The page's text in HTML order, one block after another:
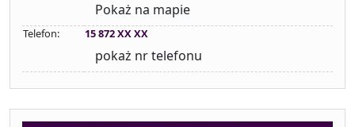
Pokaż na mapie
Telefon: 15 872 XX XX
pokaż nr telefonu